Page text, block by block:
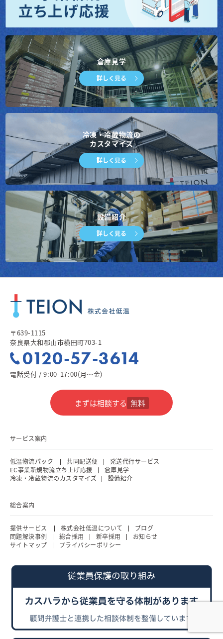
住所：〒639-1115
電子メール：murakami@narateion.co.jp
倉庫見学
詳しく見る
冷凍・冷蔵物流の
カスタマイズ
詳しく見る
設備紹介
詳しく見る
〒639-1115
奈良県大和郡山市横田町703-1
0120-57-3614
電話受付 / 9:00-17:00(月～金)
まずは相談する 無料
サービス案内
低温物流パック 共同配送便
発送代行サービス
EC事業新規物流立ち上げ応援
倉庫見学
冷凍・冷蔵物流のカスタマイズ
設備紹介
総合案内
提供サービス 株式会社低温について
ブログ
問題解決事例
総合採用 新卒採用
お知らせ
サイトマップ
プライバシーポリシー